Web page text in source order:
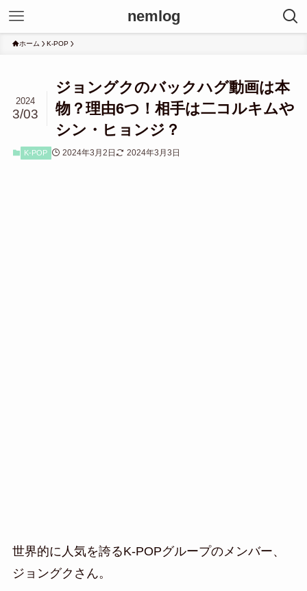
nemlog
ホーム K-POP
ジョングクのバックハグ動画は本
物？理由6つ！相手は二コルキムや
シン・ヒョンジ？
2024
3/03
K-POP 2024年3月2日 2024年3月3日
世界的に人気を誇るK-POPグループのメンバー、
ジョングクさん。